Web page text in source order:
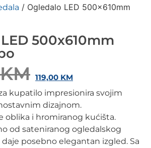
/ Ogledalo LED 500x610mm
500x610mm
KM 119,00 KM
kupatilo impresionira svojim
dizajnom.
oblika i hromiranog kućišta.
od sateniranog ogledalskog
posebno elegantan izgled. Sa